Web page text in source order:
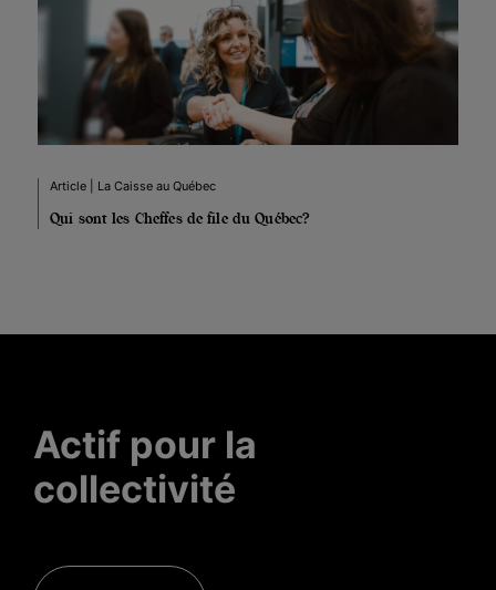
Article | La Caisse au Québec
Qui sont les Cheffes de file du Québec?
Actif pour la
collectivité